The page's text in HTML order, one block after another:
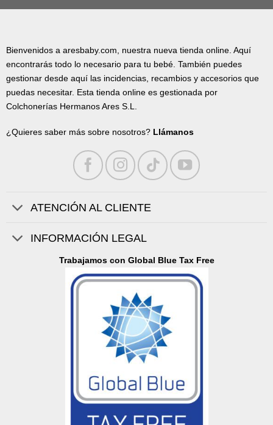
Bienvenidos a aresbaby.com, nuestra nueva tienda online. Aquí
encontrarás todo lo necesario para tu bebé. También puedes
gestionar desde aquí las incidencias, recambios y accesorios que
puedas necesitar. Esta tienda online es gestionada por
Colchonerías Hermanos Ares S.L.
¿Quieres saber más sobre nosotros? Llámanos
ATENCIÓN AL CLIENTE
INFORMACIÓN LEGAL
Trabajamos con Global Blue Tax Free